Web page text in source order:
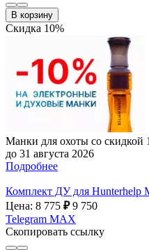
В корзину
Скидка 10%
Манки для охоты со скидкой
до 31 августа 2026
Подробнее
Комплект ДУ для Hunterhelp
Цена: 8 775 ₽ 9 750
Telegram MAX
Скопировать ссылку